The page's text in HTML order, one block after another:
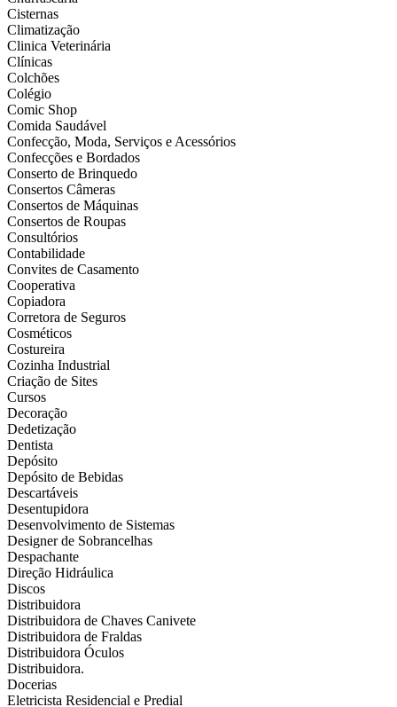
Cisternas
Climatização
Clinica Veterinária
Clínicas
Colchões
Colégio
Comic Shop
Comida Saudável
Confecção, Moda, Serviços e Acessórios
Confecções e Bordados
Conserto de Brinquedo
Consertos Câmeras
Consertos de Máquinas
Consertos de Roupas
Consultórios
Contabilidade
Convites de Casamento
Cooperativa
Copiadora
Corretora de Seguros
Cosméticos
Costureira
Cozinha Industrial
Criação de Sites
Cursos
Decoração
Dedetização
Dentista
Depósito
Depósito de Bebidas
Descartáveis
Desentupidora
Desenvolvimento de Sistemas
Designer de Sobrancelhas
Despachante
Direção Hidráulica
Discos
Distribuidora
Distribuidora de Chaves Canivete
Distribuidora de Fraldas
Distribuidora Óculos
Distribuidora.
Docerias
Eletricista Residencial e Predial